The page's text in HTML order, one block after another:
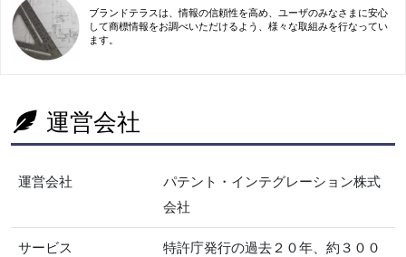
ブランドテラスは、情報の信頼性を高め、ユーザのみなさまに安心
して商標情報をお調べいただけるよう、様々な取組みを行なってい
ます。
運営会社
運営会社
パテント・インテグレーション株式
会社
サービス
特許庁発行の過去２０年、約３００